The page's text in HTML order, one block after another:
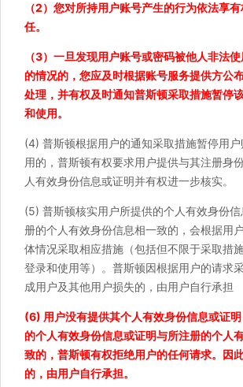
（2）您对所持用户账号产生的行为依法享
任。
（3）一旦发现用户账号或密码被他人非法
的情况的，您应及时根据账号服务提供方公
处理，并有权及时通知普斯顿采取措施暂停
和使用。
(4) 普斯顿根据用户的通知采取措施暂停用
用的，普斯顿有权要求用户提供与其注册身
人有效身份信息或证明并有权进一步核实。
(5) 普斯顿核实用户所提供的个人有效身份
册的个人有效身份信息相一致的，会根据用
体情况采取相应措施（包括但不限于采取措
登录和使用等）。普斯顿因根据用户的请求
成用户及其他用户损失的，由用户自行承担
(6) 用户没有提供其个人有效身份信息或证
的个人有效身份信息或证明与所注册的个人
致的，普斯顿有权拒绝用户的任何请求。因
的，由用户自行承担。